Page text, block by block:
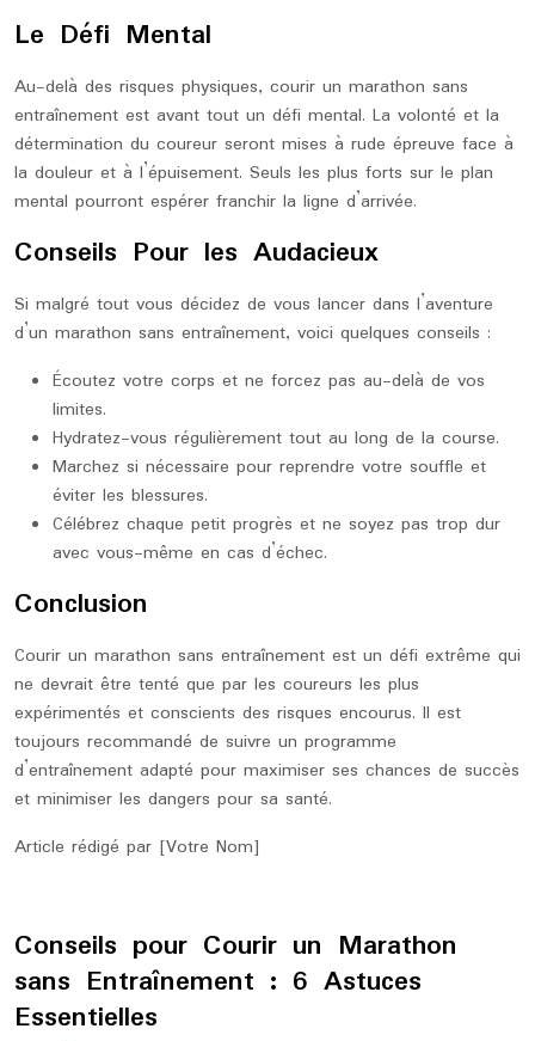
Le Défi Mental
Au-delà des risques physiques, courir un marathon sans
entraînement est avant tout un défi mental. La volonté et la
détermination du coureur seront mises à rude épreuve face à
la douleur et à l’épuisement. Seuls les plus forts sur le plan
mental pourront espérer franchir la ligne d’arrivée.
Conseils Pour les Audacieux
Si malgré tout vous décidez de vous lancer dans l’aventure
d’un marathon sans entraînement, voici quelques conseils :
Écoutez votre corps et ne forcez pas au-delà de vos
limites.
Hydratez-vous régulièrement tout au long de la course.
Marchez si nécessaire pour reprendre votre souffle et
éviter les blessures.
Célébrez chaque petit progrès et ne soyez pas trop dur
avec vous-même en cas d’échec.
Conclusion
Courir un marathon sans entraînement est un défi extrême qui
ne devrait être tenté que par les coureurs les plus
expérimentés et conscients des risques encourus. Il est
toujours recommandé de suivre un programme
d’entraînement adapté pour maximiser ses chances de succès
et minimiser les dangers pour sa santé.
Article rédigé par [Votre Nom]
Conseils pour Courir un Marathon
sans Entraînement : 6 Astuces
Essentielles